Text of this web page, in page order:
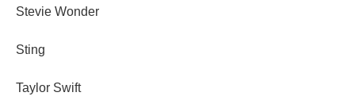
Stevie Wonder
Sting
Taylor Swift